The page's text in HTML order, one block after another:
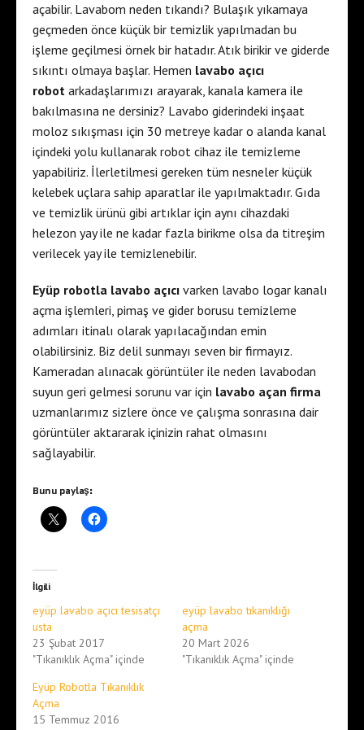
açabilir. Lavabom neden tıkandı? Bulaşık yıkamaya
geçmeden önce küçük bir temizlik yapılmadan bu
işleme geçilmesi örnek bir hatadır. Atık birikir ve giderde
sıkıntı olmaya başlar. Hemen lavabo açıcı
robot arkadaşlarımızı arayarak, kanala kamera ile
bakılmasına ne dersiniz? Lavabo giderindeki inşaat
moloz sıkışması için 30 metreye kadar o alanda kanal
içindeki yolu kullanarak robot cihaz ile temizleme
yapabiliriz. İlerletilmesi gereken tüm nesneler küçük
kelebek uçlara sahip aparatlar ile yapılmaktadır. Gıda
ve temizlik ürünü gibi artıklar için aynı cihazdaki
helezon yay ile ne kadar fazla birikme olsa da titreşim
verilecek yay ile temizlenebilir.
Eyüp robotla lavabo açıcı varken lavabo logar kanalı
açma işlemleri, pimaş ve gider borusu temizleme
adımları itinalı olarak yapılacağından emin
olabilirsiniz. Biz delil sunmayı seven bir firmayız.
Kameradan alınacak görüntüler ile neden lavabodan
suyun geri gelmesi sorunu var için lavabo açan firma
uzmanlarımız sizlere önce ve çalışma sonrasına dair
görüntüler aktararak içinizin rahat olmasını
sağlayabilir.
Bunu paylaş:
İlgili
eyüp lavabo açıcı tesisatçı
usta
23 Şubat 2017
"Tıkanıklık Açma" içinde
eyüp lavabo tıkanıklığı
açma
20 Mart 2026
"Tıkanıklık Açma" içinde
Eyüp Robotla Tıkanıklık
Açma
15 Temmuz 2016